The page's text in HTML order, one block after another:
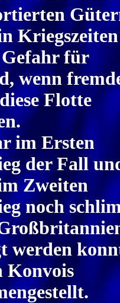
für
wenn
Flotte
im Ersten
der Fall
Zweiten
noch
werden
Konvois